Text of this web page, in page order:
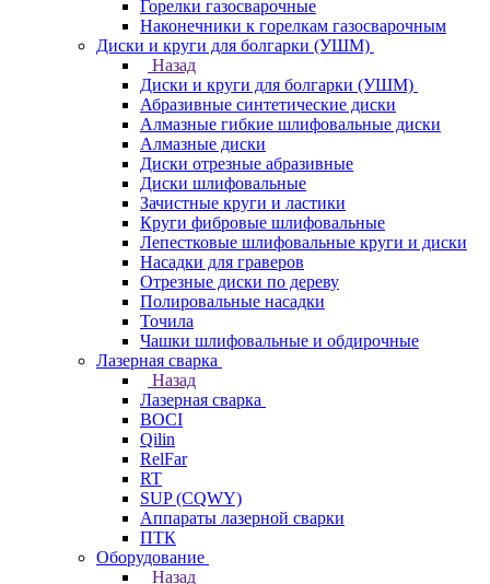
Горелки газосварочные
Наконечники к горелкам газосварочным
Диски и круги для болгарки (УШМ)
Назад
Диски и круги для болгарки (УШМ)
Абразивные синтетические диски
Алмазные гибкие шлифовальные диски
Алмазные диски
Диски отрезные абразивные
Диски шлифовальные
Зачистные круги и ластики
Круги фибровые шлифовальные
Лепестковые шлифовальные круги и диски
Насадки для граверов
Отрезные диски по дереву
Полировальные насадки
Точила
Чашки шлифовальные и обдирочные
Лазерная сварка
Назад
Лазерная сварка
BOCI
Qilin
RelFar
RT
SUP (CQWY)
Аппараты лазерной сварки
ПТК
Оборудование
Назад